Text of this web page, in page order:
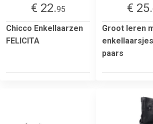
€ 22.95
Chicco Enkellaarzen
FELICITA
€ 25.
Groot leren
paars